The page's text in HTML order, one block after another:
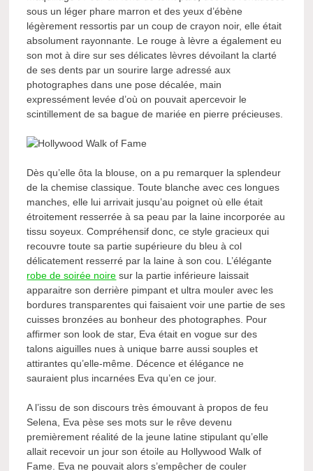
sous un léger phare marron et des yeux d’ébène
légèrement ressortis par un coup de crayon noir, elle était
absolument rayonnante. Le rouge à lèvre a également eu
son mot à dire sur ses délicates lèvres dévoilant la clarté
de ses dents par un sourire large adressé aux
photographes dans une pose décalée, main
expressément levée d’où on pouvait apercevoir le
scintillement de sa bague de mariée en pierre précieuses.
Dès qu’elle ôta la blouse, on a pu remarquer la splendeur
de la chemise classique. Toute blanche avec ces longues
manches, elle lui arrivait jusqu’au poignet où elle était
étroitement resserrée à sa peau par la laine incorporée au
tissu soyeux. Compréhensif donc, ce style gracieux qui
recouvre toute sa partie supérieure du bleu à col
délicatement resserré par la laine à son cou. L’élégante
robe de soirée noire sur la partie inférieure laissait
apparaitre son derrière pimpant et ultra mouler avec les
bordures transparentes qui faisaient voir une partie de ses
cuisses bronzées au bonheur des photographes. Pour
affirmer son look de star, Eva était en vogue sur des
talons aiguilles nues à unique barre aussi souples et
attirantes qu’elle-même. Décence et élégance ne
sauraient plus incarnées Eva qu’en ce jour.
A l’issu de son discours très émouvant à propos de feu
Selena, Eva pèse ses mots sur le rêve devenu
premièrement réalité de la jeune latine stipulant qu’elle
allait recevoir un jour son étoile au Hollywood Walk of
Fame. Eva ne pouvait alors s’empêcher de couler